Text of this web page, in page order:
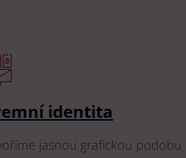
identita
jasnou grafickou podobu